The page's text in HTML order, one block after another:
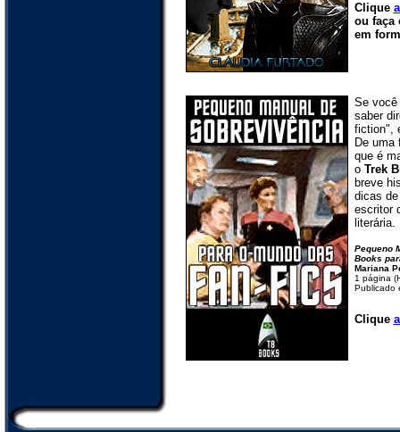
Clique
ou faça
em
Se você
saber
fiction",
De uma
que é
o Trek
breve
dicas
escritor
literária.
Pequeno
Books
Mariana
1 página
Publicado
Clique